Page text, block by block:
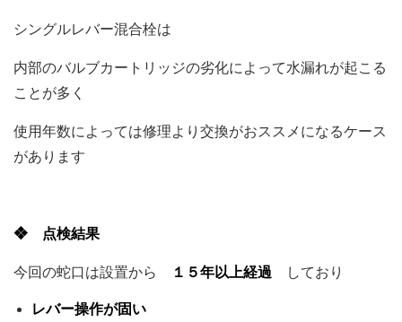
シングルレバー混合栓は
内部のバルブカートリッジの劣化によって水漏れが起こる
ことが多く
使用年数によっては修理より交換がおススメになるケース
があります
❖ 点検結果
今回の蛇口は設置から １５年以上経過 しており
レバー操作が固い